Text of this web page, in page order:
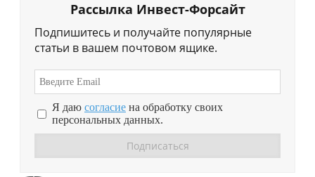
Рассылка Инвест-Форсайт
Подпишитесь и получайте популярные
статьи в вашем почтовом ящике.
Я даю согласие на обработку своих
персональных данных.